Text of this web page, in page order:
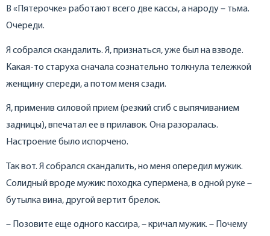
В «Пятерочке» работают всего две кассы, а народу – тьма.
Очереди.
Я собрался скандалить. Я, признаться, уже был на взводе.
Какая-то старуха сначала сознательно толкнула тележкой
женщину спереди, а потом меня сзади.
Я, применив силовой прием (резкий сгиб с выпячиванием
задницы), впечатал ее в прилавок. Она разоралась.
Настроение было испорчено.
Так вот. Я собрался скандалить, но меня опередил мужик.
Солидный вроде мужик: походка супермена, в одной руке –
бутылка вина, другой вертит брелок.
– Позовите еще одного кассира, – кричал мужик. – Почему